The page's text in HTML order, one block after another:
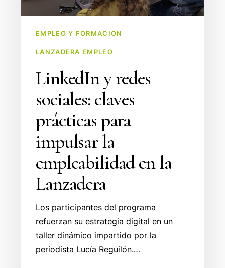
empleabilidad
Lanzadera
EMPLEO Y FORMACION
LANZADERA EMPLEO
LinkedIn y redes
sociales: claves
prácticas para
impulsar la
empleabilidad en la
Lanzadera
Los participantes del programa
refuerzan su estrategia digital en un
taller dinámico impartido por la
periodista Lucía Reguilón.…